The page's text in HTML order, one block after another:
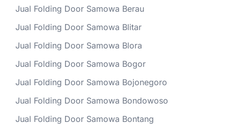
Jual Folding Door Samowa Berau
Jual Folding Door Samowa Blitar
Jual Folding Door Samowa Blora
Jual Folding Door Samowa Bogor
Jual Folding Door Samowa Bojonegoro
Jual Folding Door Samowa Bondowoso
Jual Folding Door Samowa Bontang